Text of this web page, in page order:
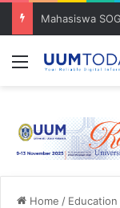
Menu
Home / Education